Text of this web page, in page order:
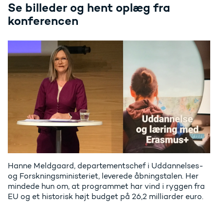
Se billeder og hent oplæg fra
konferencen
Hanne Meldgaard, departementschef i Uddannelses-
og Forskningsministeriet, leverede åbningstalen. Her
mindede hun om, at programmet har vind i ryggen fra
EU og et historisk højt budget på 26,2 milliarder euro.